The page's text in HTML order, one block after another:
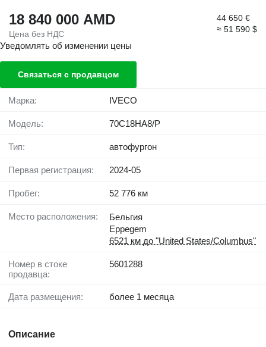
18 840 000 AMD
Цена без НДС
44 650 €
≈ 51 590 $
Уведомлять об изменении цены
Связаться с продавцом
Марка: IVECO
Модель: 70C18HA8/P
Тип: автофургон
Первая регистрация: 2024-05
Пробег: 52 776 км
Место расположения:
Бельгия
Eppegem
6521 км до "United States/Columbus"
Номер в стоке
продавца:
5601288
Дата размещения: более 1 месяца
Описание